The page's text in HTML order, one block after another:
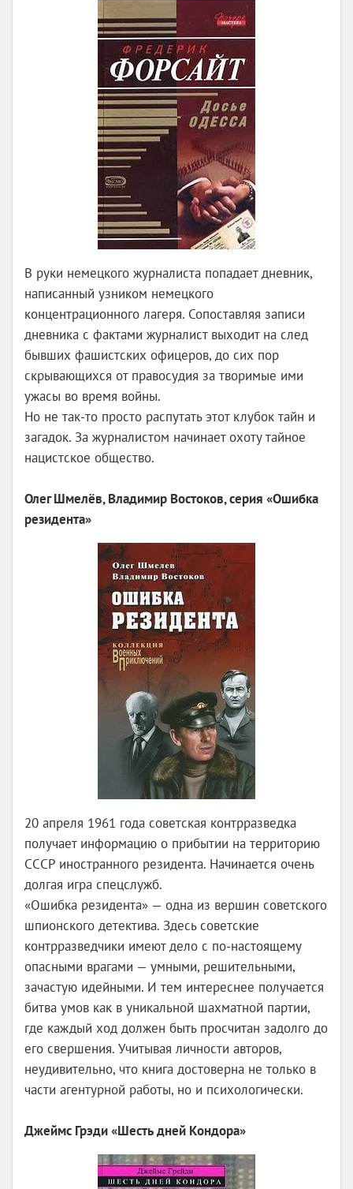
В руки немецкого журналиста попадает дневник,
написанный узником немецкого
концентрационного лагеря. Сопоставляя записи
дневника с фактами журналист выходит на след
бывших фашистских офицеров, до сих пор
скрывающихся от правосудия за творимые ими
ужасы во время войны.
Но не так-то просто распутать этот клубок тайн и
загадок. За журналистом начинает охоту тайное
нацистское общество.
Олег Шмелёв, Владимир Востоков, серия «Ошибка
резидента»
20 апреля 1961 года советская контрразведка
получает информацию о прибытии на территорию
СССР иностранного резидента. Начинается очень
долгая игра спецслужб.
«Ошибка резидента» — одна из вершин советского
шпионского детектива. Здесь советские
контрразведчики имеют дело с по-настоящему
опасными врагами — умными, решительными,
зачастую идейными. И тем интереснее получается
битва умов как в уникальной шахматной партии,
где каждый ход должен быть просчитан задолго до
его свершения. Учитывая личности авторов,
неудивительно, что книга достоверна не только в
части агентурной работы, но и психологически.
Джеймс Грэди «Шесть дней Кондора»